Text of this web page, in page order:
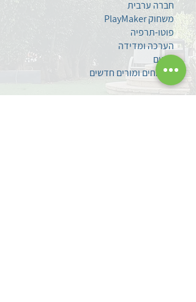
חברה ערבית
משחוק PlayMaker
פוטו-תרפיה
הערכה ומדידה
סגנים
מתמחים ומורים חדשים
צרו קשר